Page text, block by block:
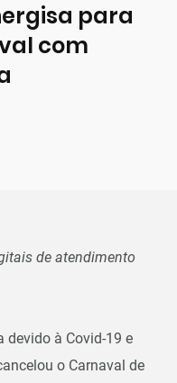
para
com
de atendimento
devido à Covid-19 e
o Carnaval de